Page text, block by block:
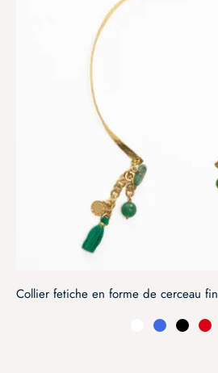
Collier fetiche en forme de cerceau fin